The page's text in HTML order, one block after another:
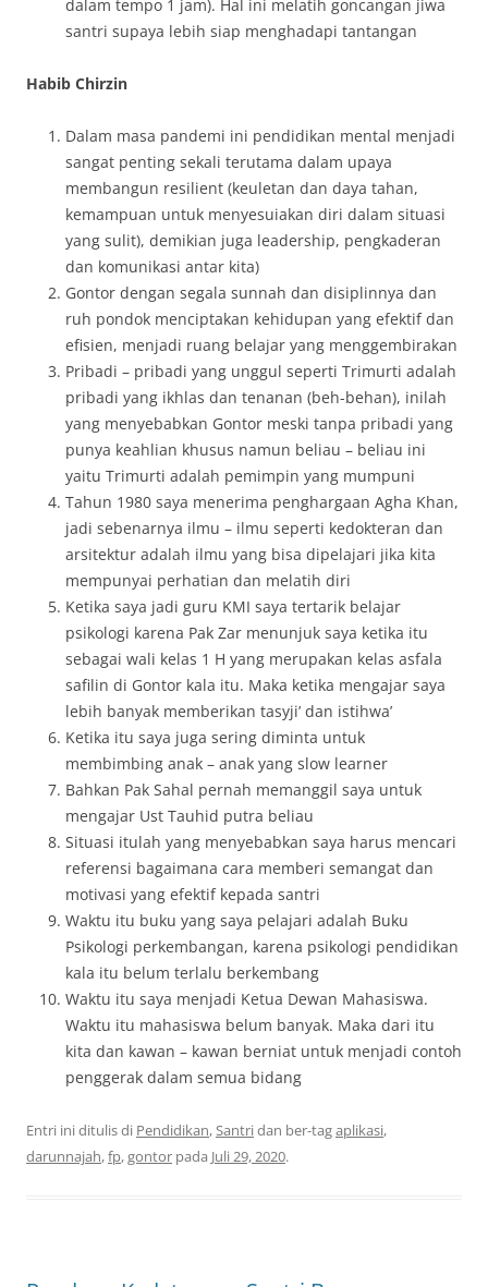
dalam tempo 1 jam). Hal ini melatih goncangan jiwa
santri supaya lebih siap menghadapi tantangan
Habib Chirzin
Dalam masa pandemi ini pendidikan mental menjadi
sangat penting sekali terutama dalam upaya
membangun resilient (keuletan dan daya tahan,
kemampuan untuk menyesuiakan diri dalam situasi
yang sulit), demikian juga leadership, pengkaderan
dan komunikasi antar kita)
Gontor dengan segala sunnah dan disiplinnya dan
ruh pondok menciptakan kehidupan yang efektif dan
efisien, menjadi ruang belajar yang menggembirakan
Pribadi – pribadi yang unggul seperti Trimurti adalah
pribadi yang ikhlas dan tenanan (beh-behan), inilah
yang menyebabkan Gontor meski tanpa pribadi yang
punya keahlian khusus namun beliau – beliau ini
yaitu Trimurti adalah pemimpin yang mumpuni
Tahun 1980 saya menerima penghargaan Agha Khan,
jadi sebenarnya ilmu – ilmu seperti kedokteran dan
arsitektur adalah ilmu yang bisa dipelajari jika kita
mempunyai perhatian dan melatih diri
Ketika saya jadi guru KMI saya tertarik belajar
psikologi karena Pak Zar menunjuk saya ketika itu
sebagai wali kelas 1 H yang merupakan kelas asfala
safilin di Gontor kala itu. Maka ketika mengajar saya
lebih banyak memberikan tasyji’ dan istihwa’
Ketika itu saya juga sering diminta untuk
membimbing anak – anak yang slow learner
Bahkan Pak Sahal pernah memanggil saya untuk
mengajar Ust Tauhid putra beliau
Situasi itulah yang menyebabkan saya harus mencari
referensi bagaimana cara memberi semangat dan
motivasi yang efektif kepada santri
Waktu itu buku yang saya pelajari adalah Buku
Psikologi perkembangan, karena psikologi pendidikan
kala itu belum terlalu berkembang
Waktu itu saya menjadi Ketua Dewan Mahasiswa.
Waktu itu mahasiswa belum banyak. Maka dari itu
kita dan kawan – kawan berniat untuk menjadi contoh
penggerak dalam semua bidang
Entri ini ditulis di Pendidikan,Santridan ber-tagaplikasi,
darunnajah,fp,gontor pada Juli 29, 2020.